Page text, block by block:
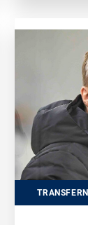
Ligen der
seinem
an zwei
teil.
Red Bull
Poisson
jährige
erstmals